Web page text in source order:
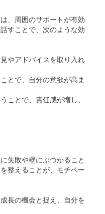
、周囲のサポートが有効
すことで、次のような効
やアドバイスを取り入れ
とで、自分の意欲が高ま
ことで、責任感が増し、
失敗や壁にぶつかること
整えることが、モチベー
長の機会と捉え、自分を